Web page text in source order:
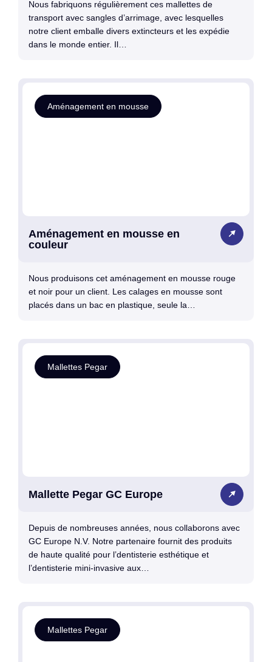
Nous fabriquons régulièrement ces mallettes de
transport avec sangles d’arrimage, avec lesquelles
notre client emballe divers extincteurs et les expédie
dans le monde entier. Il…
Aménagement en mousse
Aménagement en mousse en
couleur
Nous produisons cet aménagement en mousse rouge
et noir pour un client. Les calages en mousse sont
placés dans un bac en plastique, seule la…
Mallettes Pegar
Mallette Pegar GC Europe
Depuis de nombreuses années, nous collaborons avec
GC Europe N.V. Notre partenaire fournit des produits
de haute qualité pour l’dentisterie esthétique et
l’dentisterie mini-invasive aux…
Mallettes Pegar